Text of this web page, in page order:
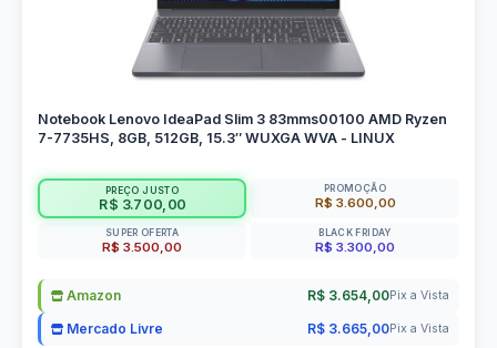
Notebook Lenovo IdeaPad Slim 3 83mms00100 AMD Ryzen
7-7735HS, 8GB, 512GB, 15.3″ WUXGA WVA - LINUX
PREÇO JUSTO
R$ 3.700,00
PROMOÇÃO
R$ 3.600,00
SUPER OFERTA
R$ 3.500,00
BLACK FRIDAY
R$ 3.300,00
Amazon R$ 3.654,00Pix a Vista
Mercado Livre R$ 3.665,00Pix a Vista